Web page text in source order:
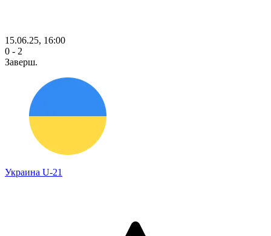
15.06.25, 16:00
0 - 2
Заверш.
Украина U-21